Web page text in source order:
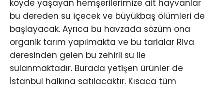
köyde yaşayan hemşerilerimize ait hayvanlar
bu dereden su içecek ve büyükbaş ölümleri de
başlayacak. Ayrıca bu havzada sözüm ona
organik tarım yapılmakta ve bu tarlalar Riva
deresinden gelen bu zehirli su ile
sulanmaktadır. Burada yetişen ürünler de
İstanbul halkına satılacaktır. Kısaca tüm